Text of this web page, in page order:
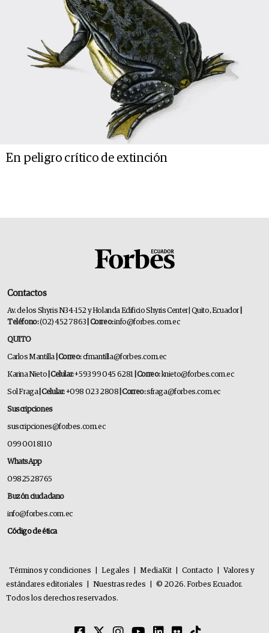
En peligro crítico de extinción
Contactos
Av. de los Shyris N34-152 y Holanda Edificio Shyris Center | Quito, Ecuador
Teléfono:(02) 452 7863 | Correo:info@forbes.com.ec
QUITO
Carlos Mantilla | Correo:cfmantilla@forbes.com.ec
Karina Nieto | Celular:+593 99 045 6281 | Correo:knieto@forbes.com.ec
Sol Fraga| Celular:+098 023 2808 | Correo:sfraga@forbes.com.ec
Suscripciones
suscripciones@forbes.com.ec
099 001 8110
WhatsApp
0982528765
Buzón ciudadano
info@forbes.com.ec
Código de ética
Términos y condiciones Legales MediaKit Contacto
Valores y
estándares editoriales
Nuestras redes
© 2026. Forbes Ecuador.
Todos los derechos reservados.